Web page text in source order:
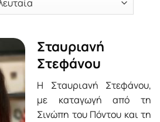
Σταυριανή
Στεφάνου
Η Σταυριανή Στεφάνου,
με καταγωγή από τη
Σινώπη του Πόντου και τη